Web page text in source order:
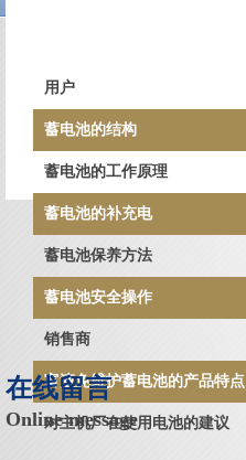
用户
蓄电池的结构
蓄电池的工作原理
蓄电池的补充电
蓄电池保养方法
蓄电池安全操作
销售商
富液免维护蓄电池的产品特点
对主机厂在使用电池的建议
在线留言
Online message